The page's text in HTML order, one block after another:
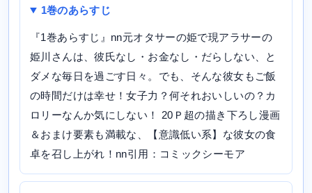
1巻のあらすじ
『1巻あらすじ』nn元オタサーの姫で現アラサーの
姫川さんは、彼氏なし・お金なし・だらしない、と
ダメな毎日を過ごす日々。でも、そんな彼女もご飯
の時間だけは幸せ！女子力？何それおいしいの？カ
ロリーなんか気にしない！ 20Ｐ超の描き下ろし漫画
＆おまけ要素も満載な、【意識低い系】な彼女の食
卓を召し上がれ！nn引用：コミックシーモア